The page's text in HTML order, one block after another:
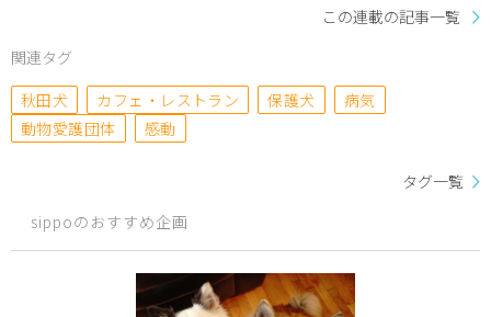
この連載の記事一覧
関連タグ
秋田犬
カフェ・レストラン 保護犬
病気
動物愛護団体
感動
タグ一覧
sippoのおすすめ企画